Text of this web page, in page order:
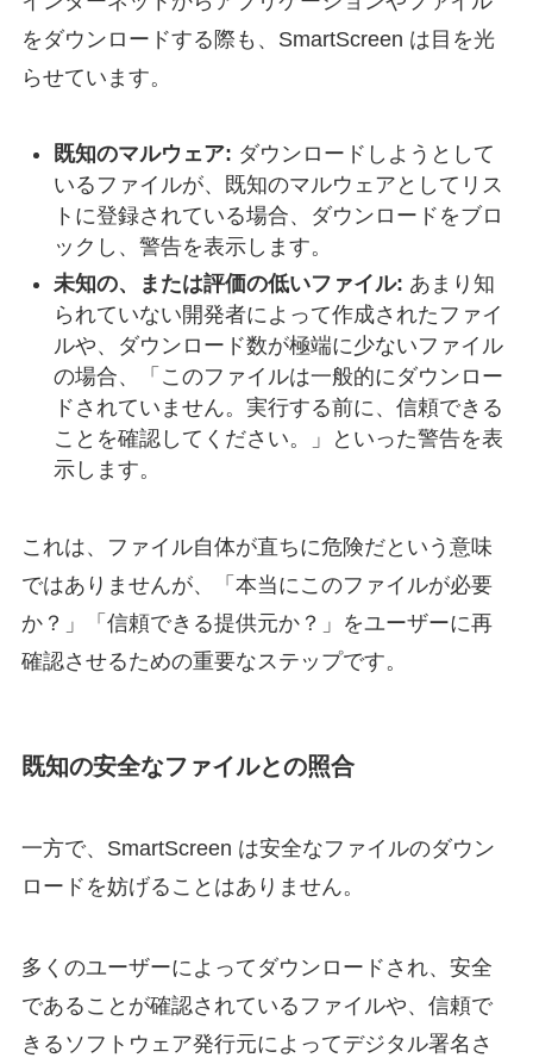
をダウンロードする際も、SmartScreen は目を光
らせています。
既知のマルウェア: ダウンロードしようとして
いるファイルが、既知のマルウェアとしてリス
トに登録されている場合、ダウンロードをブロ
ックし、警告を表示します。
未知の、または評価の低いファイル: あまり知
られていない開発者によって作成されたファイ
ルや、ダウンロード数が極端に少ないファイル
の場合、「このファイルは一般的にダウンロー
ドされていません。実行する前に、信頼できる
ことを確認してください。」といった警告を表
示します。
これは、ファイル自体が直ちに危険だという意味
ではありませんが、「本当にこのファイルが必要
か？」「信頼できる提供元か？」をユーザーに再
確認させるための重要なステップです。
既知の安全なファイルとの照合
一方で、SmartScreen は安全なファイルのダウン
ロードを妨げることはありません。
多くのユーザーによってダウンロードされ、安全
であることが確認されているファイルや、信頼で
きるソフトウェア発行元によってデジタル署名さ